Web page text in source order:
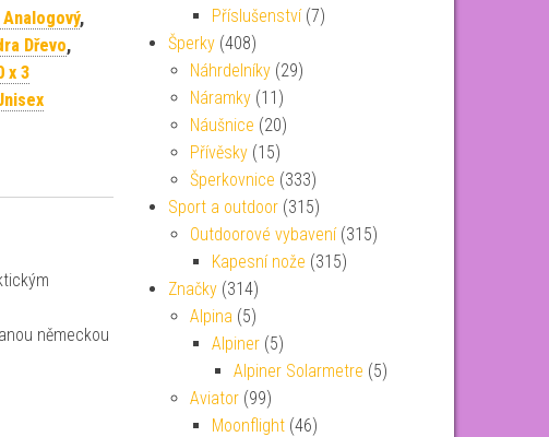
,
Dřevo,
x 3
německou
Příslušenství (7)
Šperky (408)
Náhrdelníky (29)
Náramky (11)
Náušnice (20)
Přívěsky (15)
Šperkovnice (333)
Sport a outdoor (315)
Outdoorové vybavení (315)
Kapesní nože (315)
Značky (314)
Alpina (5)
Alpiner (5)
Alpiner Solarmetre (5)
Aviator (99)
Moonflight (46)